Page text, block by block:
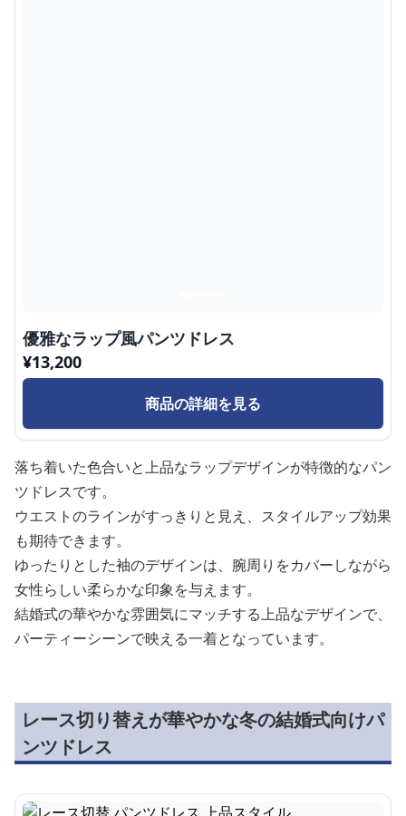
優雅なラップ風パンツドレス
¥13,200
商品の詳細を見る
落ち着いた色合いと上品なラップデザインが特徴的なパン
ツドレスです。
ウエストのラインがすっきりと見え、スタイルアップ効果
も期待できます。
ゆったりとした袖のデザインは、腕周りをカバーしながら
女性らしい柔らかな印象を与えます。
結婚式の華やかな雰囲気にマッチする上品なデザインで、
パーティーシーンで映える一着となっています。
レース切り替えが華やかな冬の結婚式向けパ
ンツドレス